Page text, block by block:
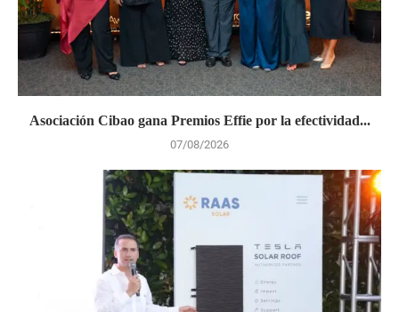
Asociación Cibao gana Premios Effie por la efectividad...
07/08/2026